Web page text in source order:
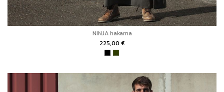
NINJA hakama
225,00 €